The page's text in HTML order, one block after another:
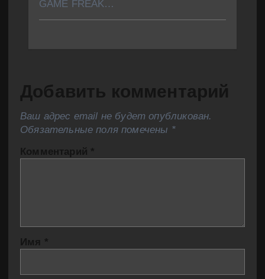
GAME FREAK…
Добавить комментарий
Ваш адрес email не будет опубликован.
Обязательные поля помечены *
Комментарий *
Имя *